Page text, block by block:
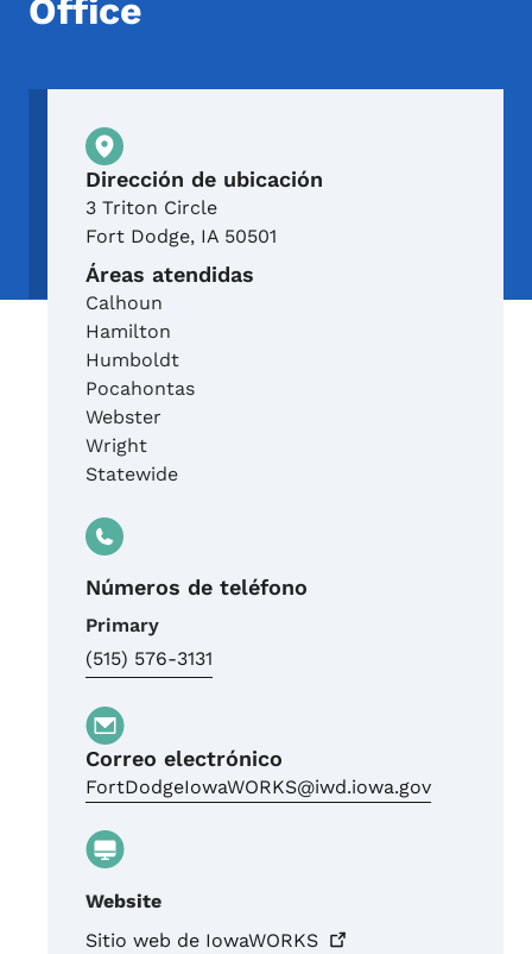
Office
Ubicación física
Dirección de ubicación
3 Triton Circle
Fort Dodge, IA 50501
Áreas atendidas
Calhoun
Hamilton
Humboldt
Pocahontas
Webster
Wright
Statewide
Números de teléfono
Primary
(515) 576-3131
Correo electrónico
FortDodgeIowaWORKS@iwd.iowa.gov
Website
Sitio web de IowaWORKS